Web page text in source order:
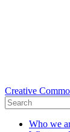
Creative
Who we